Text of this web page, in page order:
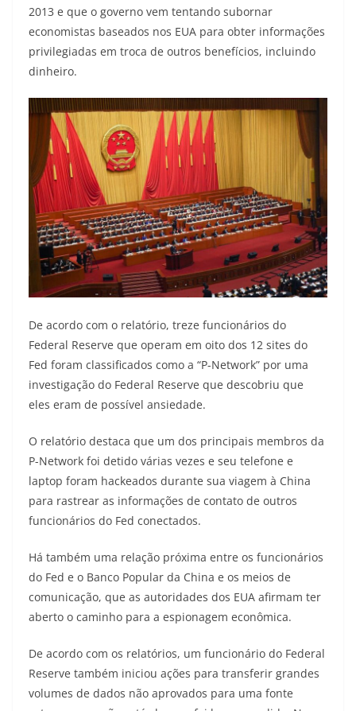
2013 e que o governo vem tentando subornar
economistas baseados nos EUA para obter informações
privilegiadas em troca de outros benefícios, incluindo
dinheiro.
De acordo com o relatório, treze funcionários do
Federal Reserve que operam em oito dos 12 sites do
Fed foram classificados como a “P-Network” por uma
investigação do Federal Reserve que descobriu que
eles eram de possível ansiedade.
O relatório destaca que um dos principais membros da
P-Network foi detido várias vezes e seu telefone e
laptop foram hackeados durante sua viagem à China
para rastrear as informações de contato de outros
funcionários do Fed conectados.
Há também uma relação próxima entre os funcionários
do Fed e o Banco Popular da China e os meios de
comunicação, que as autoridades dos EUA afirmam ter
aberto o caminho para a espionagem econômica.
De acordo com os relatórios, um funcionário do Federal
Reserve também iniciou ações para transferir grandes
volumes de dados não aprovados para uma fonte